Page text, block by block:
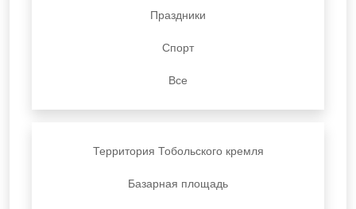
Праздники
Спорт
Все
Территория Тобольского кремля
Базарная площадь